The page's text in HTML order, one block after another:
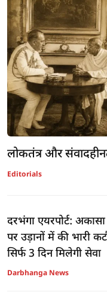
लोकतंत्र और
Editorials
दरभंगा एयरपोर्ट:
पर उड़ानों में की भारी
सिर्फ 3 दिन मिलेगी सेवा
Darbhanga News